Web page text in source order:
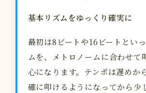
基本リズムをゆっくり確実に
最初は8ビートや16ビートとい
ムを、メトロノームに合わせて
心になります。テンポは遅めか
確に叩けるようになってから少